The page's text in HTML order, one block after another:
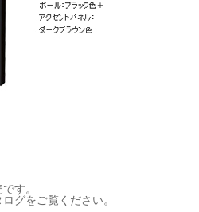
す。
グをご覧ください。